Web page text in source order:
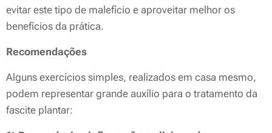
evitar este tipo de malefício e aproveitar melhor os
benefícios da prática.
Recomendações
Alguns exercícios simples, realizados em casa mesmo,
podem representar grande auxílio para o tratamento da
fascite plantar: